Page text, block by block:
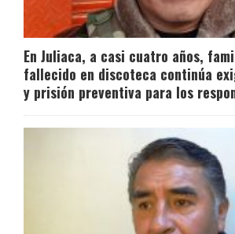
En Juliaca, a casi cuatro años,
fallecido en discoteca continúa
y prisión preventiva para los